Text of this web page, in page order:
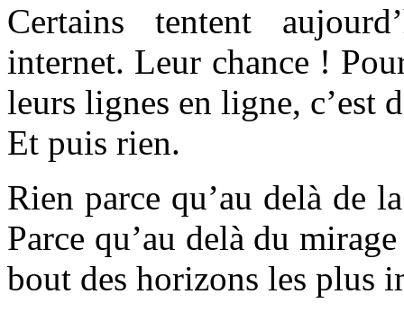
Certains tentent
internet. Leur chance !
leurs lignes en ligne,
Et puis rien.
Rien parce qu’au delà de
Parce qu’au delà du
bout des horizons les plus